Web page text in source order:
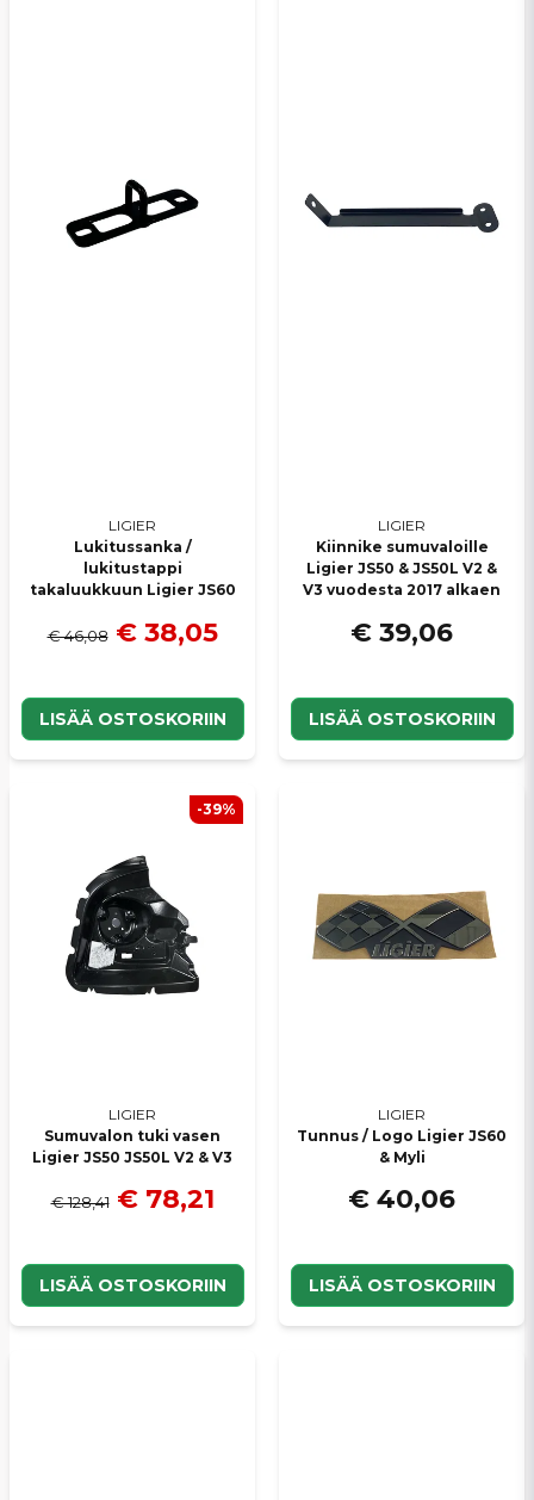
LIGIER
Lukitussanka /
lukitustappi
takaluukkuun Ligier JS60
€ 46,08 € 38,05
LISÄÄ OSTOSKORIIN
LIGIER
Kiinnike sumuvaloille
Ligier JS50 & JS50L V2 &
V3 vuodesta 2017 alkaen
€ 39,06
LISÄÄ OSTOSKORIIN
LIGIER
Sumuvalon tuki vasen
Ligier JS50 JS50L V2 & V3
€ 128,41 € 78,21
LISÄÄ OSTOSKORIIN
-39%
LIGIER
Tunnus / Logo Ligier JS60
& Myli
€ 40,06
LISÄÄ OSTOSKORIIN